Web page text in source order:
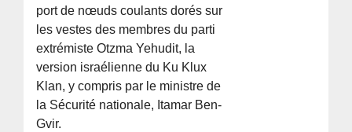
port de nœuds coulants dorés sur
les vestes des membres du parti
extrémiste Otzma Yehudit, la
version israélienne du Ku Klux
Klan, y compris par le ministre de
la Sécurité nationale, Itamar Ben-
Gvir.